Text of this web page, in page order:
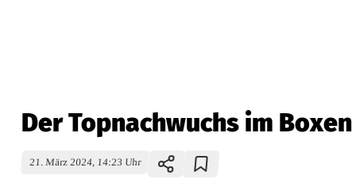
Der Topnachwuchs im
21. März 2024, 14:23 Uhr